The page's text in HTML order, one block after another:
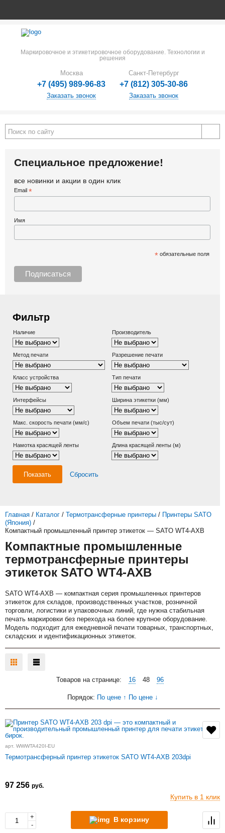
Маркировочное и этикетировочное оборудование. Технологии и
решения
Москва
+7 (495) 989-96-83
Заказать звонок
Санкт-Петербург
+7 (812) 305-30-86
Заказать звонок
Фильтр
Наличие Производитель
Метод печати Разрешение печати
Класс устройства Тип печати
Интерфейсы Ширина этикетки (мм)
Макс. скорость печати (мм/с) Объем печати (тыс/сут)
Намотка красящей ленты Длина красящей ленты (м)
Показать Сбросить
Специальное предложение!
все новинки и акции в один клик
Email *
Имя
*обязательные поля
Главная / Каталог / Термотрансферные принтеры / Принтеры SATO
(Япония) /
Компактный промышленный принтер этикеток — SATO WT4-AXB
Компактные промышленные
термотрансферные принтеры
этикеток SATO WT4-AXB
SATO WT4-AXB — компактная серия промышленных принтеров
этикеток для складов, производственных участков, розничной
торговли, логистики и упаковочных линий, где нужна стабильная
печать маркировки без перехода на более крупное оборудование.
Модель подходит для ежедневной печати товарных, транспортных,
складских и идентификационных этикеток.
Порядок: По цене ↑ По цене ↓
Товаров на странице: 16 48 96
арт. WWWTA420I-EU
Термотрансферный принтер этикеток SATO WT4-AXB 203dpi
97 256 руб.
Купить в 1 клик
+
-
В корзину